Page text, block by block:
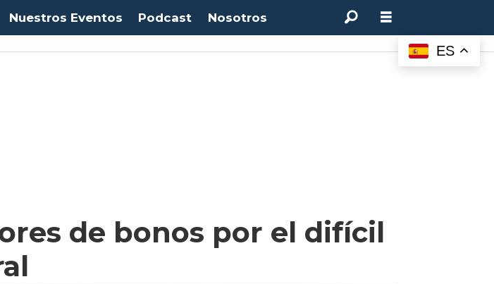
Nuestros Eventos Podcast Nosotros
de bonos por el difícil
ES